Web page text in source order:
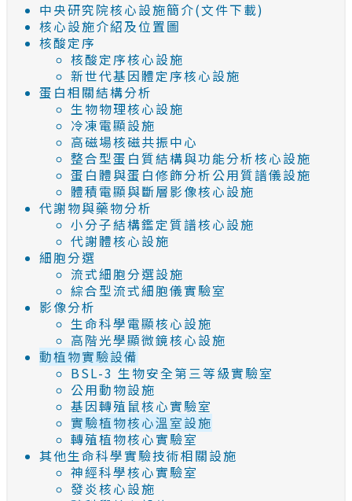
中央研究院核心設施簡介(文件下載)
核心設施介紹及位置圖
核酸定序
核酸定序核心設施
新世代基因體定序核心設施
蛋白相關結構分析
生物物理核心設施
冷凍電顯設施
高磁場核磁共振中心
整合型蛋白質結構與功能分析核心設施
蛋白體與蛋白修飾分析公用質譜儀設施
體積電顯與斷層影像核心設施
代謝物與藥物分析
小分子結構鑑定質譜核心設施
代謝體核心設施
細胞分選
流式細胞分選設施
綜合型流式細胞儀實驗室
影像分析
生命科學電顯核心設施
高階光學顯微鏡核心設施
動植物實驗設備
BSL-3 生物安全第三等級實驗室
公用動物設施
基因轉殖鼠核心實驗室
實驗植物核心溫室設施
轉殖植物核心實驗室
其他生命科學實驗技術相關設施
神經科學核心實驗室
發炎核心設施